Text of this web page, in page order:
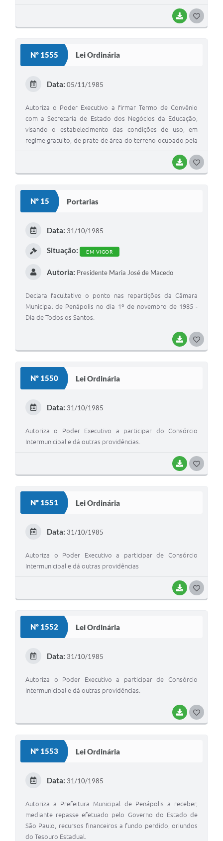
BAIXAR
Nº 1555 Lei Ordinária
BAIXAR
Data: 05/11/1985
Autoriza o Poder Executivo a firmar Termo de Convênio
com a Secretaria de Estado dos Negócios da Educação,
visando o estabelecimento das condições de uso, em
regime gratuito, de prate de área do terreno ocupado pela
Nº 15 Portarias
BAIXAR
Data: 31/10/1985
Situação: EM VIGOR
Autoria: Presidente Maria José de Macedo
Declara facultativo o ponto nas repartições da Câmara
Municipal de Penápolis no dia 1º de novembro de 1985 -
Dia de Todos os Santos.
Nº 1550 Lei Ordinária
BAIXAR
Data: 31/10/1985
Autoriza o Poder Executivo a participar do Consórcio
Intermunicipal e dá outras providências.
Nº 1551 Lei Ordinária
BAIXAR
Data: 31/10/1985
Autoriza o Poder Executivo a participar de Consórcio
Intermunicipal e dá outras providências
Nº 1552 Lei Ordinária
BAIXAR
Data: 31/10/1985
Autoriza o Poder Executivo a participar de Consórcio
Intermunicipal e dá outras providências.
Nº 1553 Lei Ordinária
Data: 31/10/1985
Autoriza a Prefeitura Municipal de Penápolis a receber,
mediante repasse efetuado pelo Governo do Estado de
São Paulo, recursos financeiros a fundo perdido, oriundos
do Tesouro Estadual.